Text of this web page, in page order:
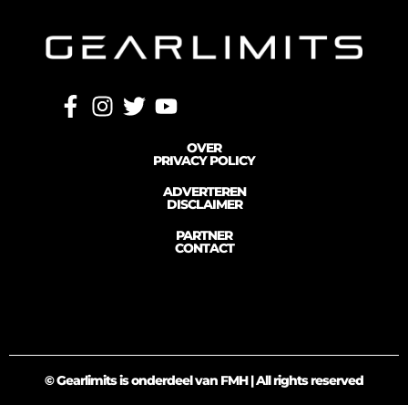
OVER
PRIVACY POLICY
ADVERTEREN
DISCLAIMER
PARTNER
CONTACT
© Gearlimits is onderdeel van FMH | All rights reserved